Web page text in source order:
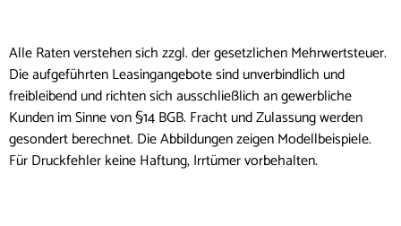
Alle Raten verstehen sich zzgl. der gesetzlichen Mehrwertsteuer.
Die aufgeführten Leasingangebote sind unverbindlich und
freibleibend und richten sich ausschließlich an gewerbliche
Kunden im Sinne von §14 BGB. Fracht und Zulassung werden
gesondert berechnet. Die Abbildungen zeigen Modellbeispiele.
Für Druckfehler keine Haftung, Irrtümer vorbehalten.